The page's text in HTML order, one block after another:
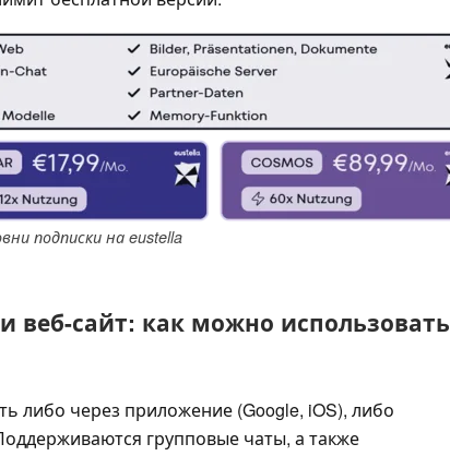
подписки на eustella
веб-сайт: как можно использовать
либо через приложение (Google, iOS), либо
групповые чаты, а также